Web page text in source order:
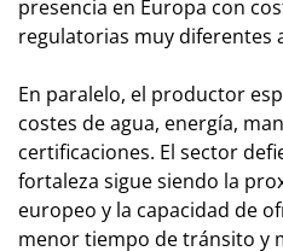
presencia en Europa con
regulatorias muy diferentes
En paralelo, el productor
costes de agua, energía,
certificaciones. El sector
fortaleza sigue siendo la
europeo y la capacidad de
menor tiempo de tránsito y